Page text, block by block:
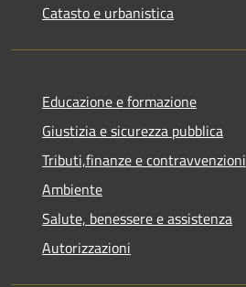
Catasto e urbanistica
Educazione e formazione
Giustizia e sicurezza pubblica
Tributi,finanze e contravvenzioni
Ambiente
Salute, benessere e assistenza
Autorizzazioni